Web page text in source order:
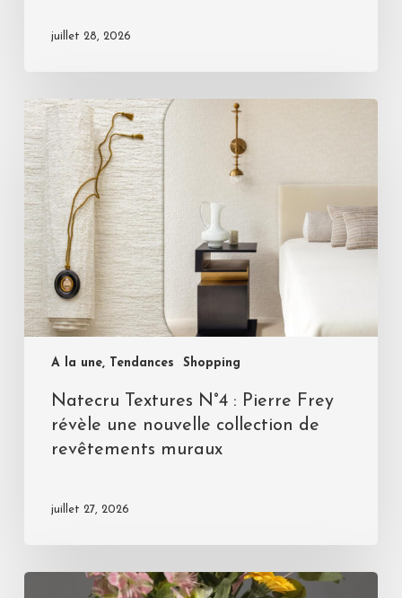
juillet 28, 2026
A la une, Tendances Shopping
Natecru Textures N°4 : Pierre Frey
révèle une nouvelle collection de
revêtements muraux
juillet 27, 2026